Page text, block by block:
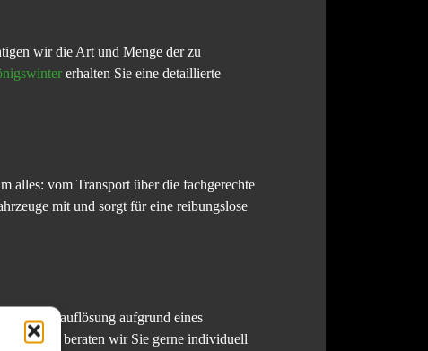
wir die Art und Menge der zu
erhalten Sie eine detaillierte
alles: vom Transport über die fachgerechte
mit und sorgt für eine reibungslose
aufgrund eines
Hierzu beraten wir Sie gerne individuell